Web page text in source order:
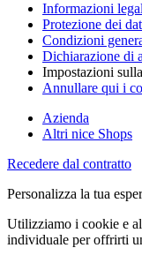
Informazioni
Protezione dei
Condizioni
Dichiarazione di
Impostazioni
Annullare qui i
Azienda
Altri nice Shops
Recedere dal contratto
Personalizza la tua
Utilizziamo i cookie e
individuale per offrirti